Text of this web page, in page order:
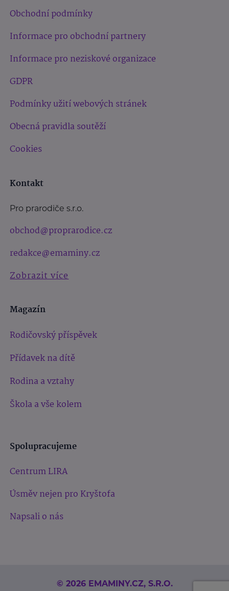
Obchodní podmínky
Informace pro obchodní partnery
Informace pro neziskové organizace
GDPR
Podmínky užití webových stránek
Obecná pravidla soutěží
Cookies
Kontakt
Pro prarodiče s.r.o.
obchod@proprarodice.cz
redakce@emaminy.cz
Zobrazit více
Magazín
Rodičovský příspěvek
Přídavek na dítě
Rodina a vztahy
Škola a vše kolem
Spolupracujeme
Centrum LIRA
Úsměv nejen pro Kryštofa
Napsali o nás
© 2026 EMAMINY.CZ, S.R.O.